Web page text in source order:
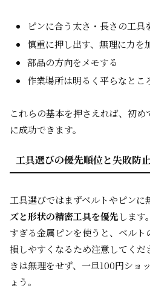
ピンに合う太さ・長さの工具
慎重に押し出す、無理に力を
部品の方向をメモする
作業場所は明るく平らなとこ
これらの基本を押さえれば、初
に成功できます。
工具選びの優先順位と失敗防
工具選びではまずベルトやピンに
ズと形状の精密工具を優先します
すぎる金属ピンを使うと、ベル
損しやすくなるため注意してくだ
きは無理をせず、一旦100円ショ
ょう。